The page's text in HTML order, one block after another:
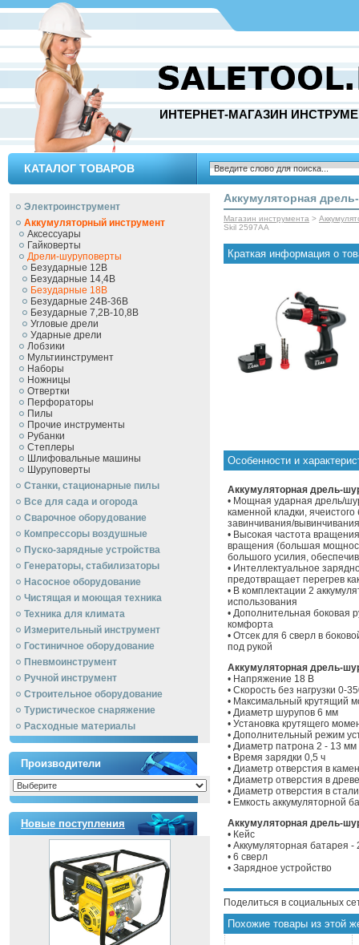
ИНТЕРНЕТ-МАГАЗИН
КАТАЛОГ ТОВАРОВ
Электроинструмент
Аккумуляторный инструмент
Аксессуары
Гайковерты
Дрели-шуруповерты
Безударные 12В
Безударные 14,4В
Безударные 18В
Безударные 24В-36В
Безударные 7,2В-10,8В
Угловые дрели
Ударные дрели
Лобзики
Мультиинструмент
Наборы
Ножницы
Отвертки
Перфораторы
Пилы
Прочие инструменты
Рубанки
Степлеры
Шлифовальные машины
Шуруповерты
Станки, стационарные пилы
Все для сада и огорода
Сварочное оборудование
Компрессоры воздушные
Пуско-зарядные устройства
Генераторы, стабилизаторы
Насосное оборудование
Чистящая и моющая техника
Техника для климата
Измерительный инструмент
Гостиничное оборудование
Пневмоинструмент
Ручной инcтрумент
Строительное оборудование
Туристическое снаряжение
Расходные материалы
Производители
Новые поступления
Аккумуляторная
Магазин инструмента >
Skil 2597AA
Краткая информация о
Особенности и
Аккумуляторная дрель-
• Мощная ударная дрель/
каменной кладки,
завинчивания/
• Высокая частота
вращения (большая
большого усилия,
• Интеллектуальное
предотвращает перегрев
• В комплектации 2
использования
• Дополнительная боковая
комфорта
• Отсек для 6 сверл в
под рукой
Аккумуляторная дрель-
• Напряжение 18 В
• Скорость без нагрузки 0-
• Максимальный крутящий
• Диаметр шурупов 6 мм
• Установка крутящего
• Дополнительный режим
• Диаметр патрона 2 - 13 мм
• Время зарядки 0,5 ч
• Диаметр отверстия в
• Диаметр отверстия в
• Диаметр отверстия в
• Емкость аккумуляторной
Аккумуляторная дрель-
• Кейс
• Аккумуляторная батарея -
• 6 сверл
• Зарядное устройство
Поделиться в социальных
Похожие товары из этой